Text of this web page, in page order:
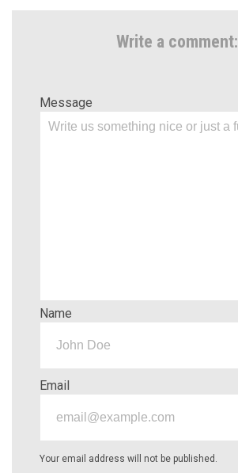
Write a comment:
Message
Name
Email
Your email address will not be published.